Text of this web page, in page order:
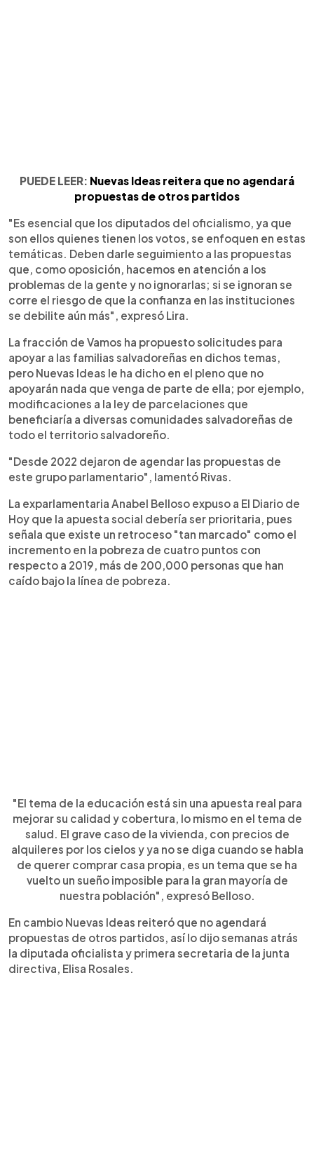
PUEDE LEER: Nuevas Ideas reitera que no agendará
propuestas de otros partidos
"Es esencial que los diputados del oficialismo, ya que
son ellos quienes tienen los votos, se enfoquen en estas
temáticas. Deben darle seguimiento a las propuestas
que, como oposición, hacemos en atención a los
problemas de la gente y no ignorarlas; si se ignoran se
corre el riesgo de que la confianza en las instituciones
se debilite aún más", expresó Lira.
La fracción de Vamos ha propuesto solicitudes para
apoyar a las familias salvadoreñas en dichos temas,
pero Nuevas Ideas le ha dicho en el pleno que no
apoyarán nada que venga de parte de ella; por ejemplo,
modificaciones a la ley de parcelaciones que
beneficiaría a diversas comunidades salvadoreñas de
todo el territorio salvadoreño.
"Desde 2022 dejaron de agendar las propuestas de
este grupo parlamentario", lamentó Rivas.
La exparlamentaria Anabel Belloso expuso a El Diario de
Hoy que la apuesta social debería ser prioritaria, pues
señala que existe un retroceso "tan marcado" como el
incremento en la pobreza de cuatro puntos con
respecto a 2019, más de 200,000 personas que han
caído bajo la línea de pobreza.
"El tema de la educación está sin una apuesta real para
mejorar su calidad y cobertura, lo mismo en el tema de
salud. El grave caso de la vivienda, con precios de
alquileres por los cielos y ya no se diga cuando se habla
de querer comprar casa propia, es un tema que se ha
vuelto un sueño imposible para la gran mayoría de
nuestra población", expresó Belloso.
En cambio Nuevas Ideas reiteró que no agendará
propuestas de otros partidos, así lo dijo semanas atrás
la diputada oficialista y primera secretaria de la junta
directiva, Elisa Rosales.